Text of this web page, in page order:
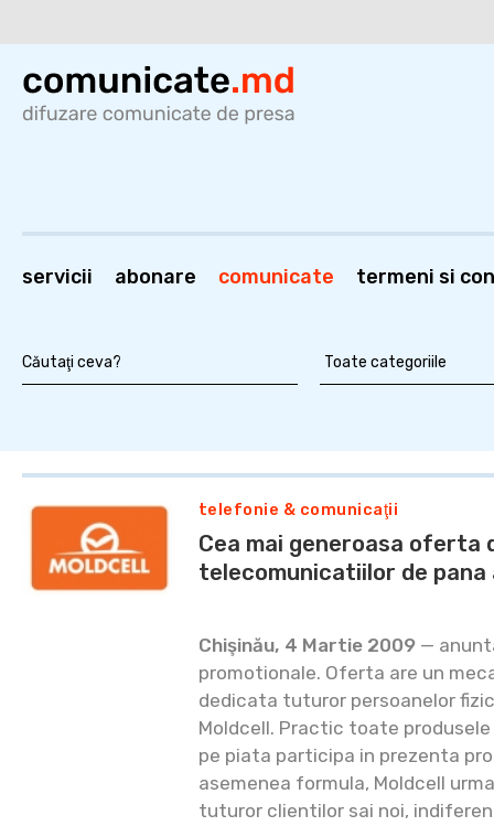
servicii abonare comunicate termeni si
telefonie & comunicaţii
Cea mai generoasa oferta
telecomunicatiilor de pana
Chişinău, 4 Martie 2009 —
promotionale. Oferta are un
dedicata tuturor persoanelor
Moldcell. Practic toate
pe piata participa in prezenta
asemenea formula, Moldcell
tuturor clientilor sai noi,